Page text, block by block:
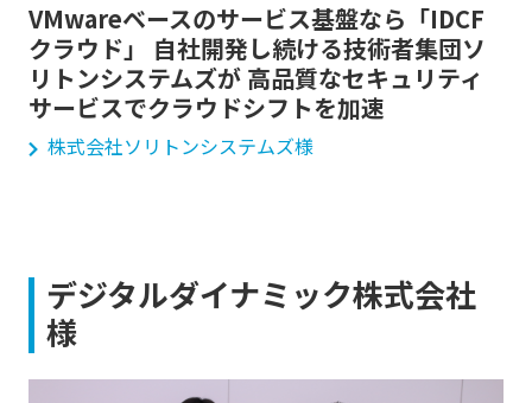
VMwareベースのサービス基盤なら「IDCF
クラウド」 自社開発し続ける技術者集団ソ
リトンシステムズが 高品質なセキュリティ
サービスでクラウドシフトを加速
株式会社ソリトンシステムズ様
デジタルダイナミック株式会社
様